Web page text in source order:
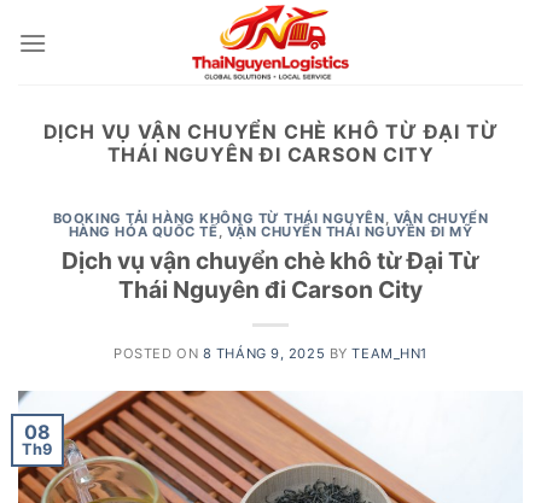
DỊCH VỤ VẬN CHUYỂN CHÈ KHÔ TỪ ĐẠI TỪ
THÁI NGUYÊN ĐI CARSON CITY
BOOKING TẢI HÀNG KHÔNG TỪ THÁI NGUYÊN, VẬN CHUYỂN
HÀNG HÓA QUỐC TẾ, VẬN CHUYỂN THÁI NGUYÊN ĐI MỸ
Dịch vụ vận chuyển chè khô từ Đại Từ
Thái Nguyên đi Carson City
POSTED ON 8 THÁNG 9, 2025 BYTEAM_HN1
08
Th9